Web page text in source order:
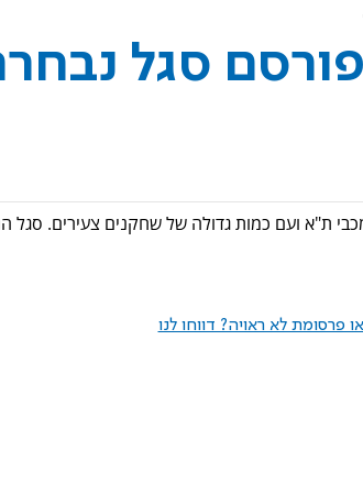
סגל
ת"א ועם כמות גדולה של שחקנים צעירים. סגל
פרסומת לא ראויה? דווחו לנו